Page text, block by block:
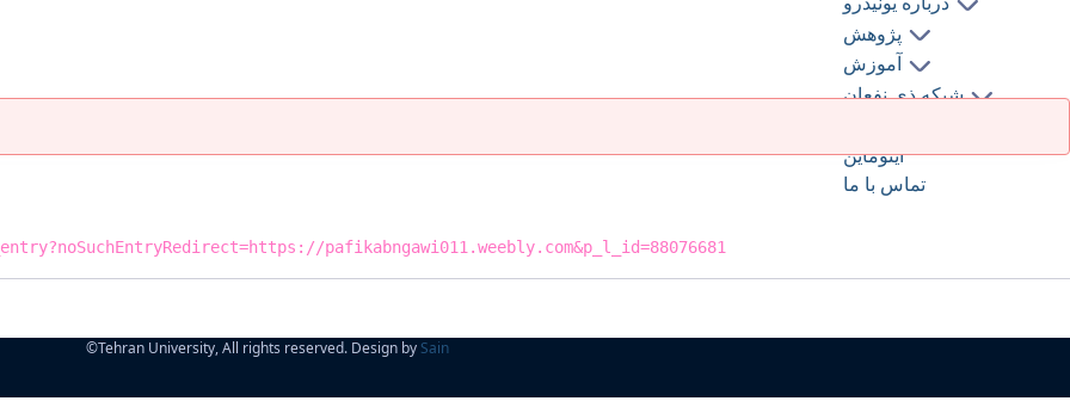
پژوهش
آموزش
شبکه ذی نفعان
اینوماین
تماس با ما
pafikabngawi011.weebly.com&p_l_id=88076681
©Tehran University, All rights reserved. Design by Sain